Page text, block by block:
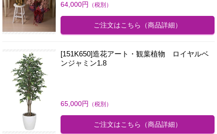
64,000円 （税別）
ご注文はこちら （商品詳細）
[151K650]造花アート・観葉植物 ロイヤルベ
ンジャミン1.8
65,000円 （税別）
ご注文はこちら （商品詳細）